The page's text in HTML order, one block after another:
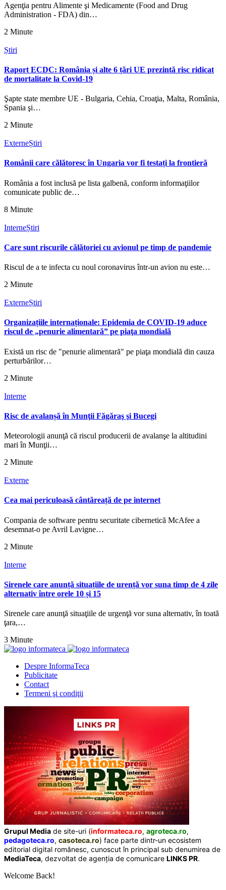
Agenţia pentru Alimente şi Medicamente (Food and Drug
Administration - FDA) din…
2 Minute
Știri
Raport ECDC: România și alte 6 țări UE prezintă risc ridicat
de mortalitate la Covid-19
Şapte state membre UE - Bulgaria, Cehia, Croaţia, Malta, România,
Spania şi…
2 Minute
ExterneȘtiri
Românii care călătoresc în Ungaria vor fi testați la frontieră
România a fost inclusă pe lista galbenă, conform informaţiilor
comunicate public de…
8 Minute
InterneȘtiri
Care sunt riscurile călătoriei cu avionul pe timp de pandemie
Riscul de a te infecta cu noul coronavirus într-un avion nu este…
2 Minute
ExterneȘtiri
Organizațiile internaționale: Epidemia de COVID-19 aduce
riscul de „penurie alimentară” pe piaţa mondială
Există un risc de "penurie alimentară" pe piaţa mondială din cauza
perturbărilor…
2 Minute
Interne
Risc de avalanșă în Munţii Făgăraş şi Bucegi
Meteorologii anunţă că riscul producerii de avalanşe la altitudini
mari în Munţii…
2 Minute
Externe
Cea mai periculoasă cântăreață de pe internet
Compania de software pentru securitate cibernetică McAfee a
desemnat-o pe Avril Lavigne…
2 Minute
Interne
Sirenele care anunță situațiile de urență vor suna timp de 4 zile
alternativ între orele 10 și 15
Sirenele care anunţă situaţiile de urgenţă vor suna alternativ, în toată
ţara,…
3 Minute
Despre InformaTeca
Publicitate
Contact
Termeni şi condiţii
Grupul Media de site-uri (informateca.ro, agroteca.ro,
pedagoteca.ro, casoteca.ro) face parte dintr-un ecosistem
editorial digital românesc, cunoscut în principal sub denumirea de
MediaTeca, dezvoltat de agenția de comunicare LINKS PR.
Welcome Back!